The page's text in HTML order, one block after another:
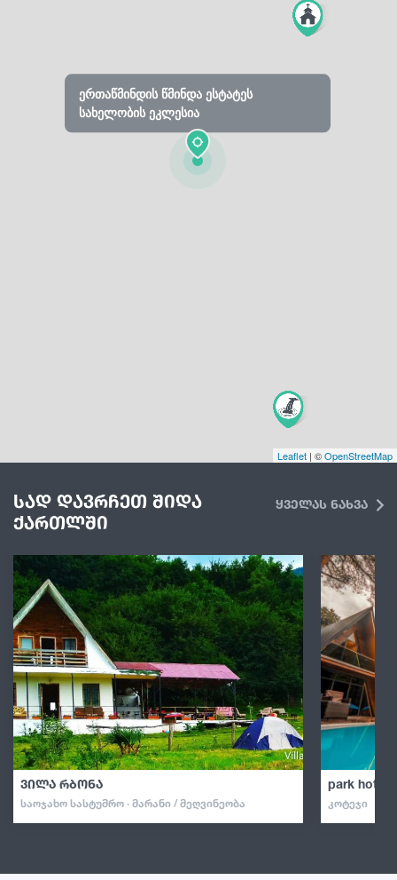
ერთაწმინდის წმინდა ესტატეს
სახელობის ეკლესია
Leaflet | ©OpenStreetMap
სად დავრჩეთ შიდა
ქართლში
ყველას ნახვა
ვილა რბონა
ᲡᲐᲝᲯᲐᲮᲝ ᲡᲐᲡᲢᲣᲛᲠᲝ · ᲛᲐᲠᲐᲜᲘ / ᲛᲔᲦᲕᲘᲜᲔᲝᲑᲐ
park hotel
ᲙᲝᲢᲔᲯᲘ